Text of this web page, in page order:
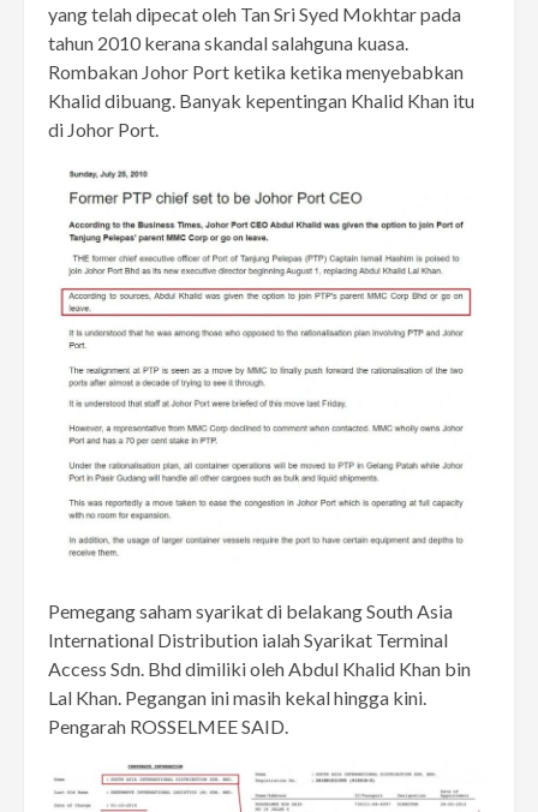
yang telah dipecat oleh Tan Sri Syed Mokhtar pada
tahun 2010 kerana skandal salahguna kuasa.
Rombakan Johor Port ketika ketika menyebabkan
Khalid dibuang. Banyak kepentingan Khalid Khan itu
di Johor Port.
Pemegang saham syarikat di belakang South Asia
International Distribution ialah Syarikat Terminal
Access Sdn. Bhd dimiliki oleh Abdul Khalid Khan bin
Lal Khan. Pegangan ini masih kekal hingga kini.
Pengarah ROSSELMEE SAID.